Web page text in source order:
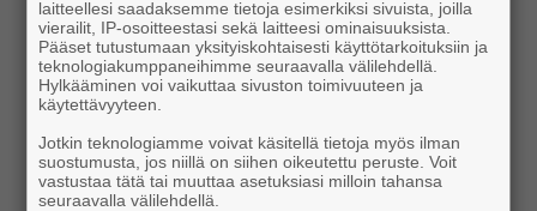
laitteellesi saadaksemme tietoja esimerkiksi sivuista, joilla
vierailit, IP-osoitteestasi sekä laitteesi ominaisuuksista.
Pääset tutustumaan yksityiskohtaisesti käyttötarkoituksiin ja
teknologiakumppaneihimme seuraavalla välilehdellä.
Hylkääminen voi vaikuttaa sivuston toimivuuteen ja
käytettävyyteen.
Jotkin teknologiamme voivat käsitellä tietoja myös ilman
suostumusta, jos niillä on siihen oikeutettu peruste. Voit
vastustaa tätä tai muuttaa asetuksiasi milloin tahansa
seuraavalla välilehdellä.